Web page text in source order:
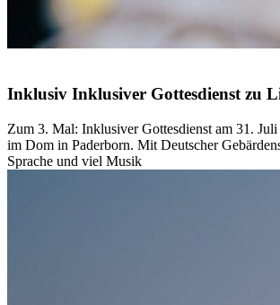
Inklusiv Inklusiver Gottesdienstzu
Zum 3. Mal: Inklusiver Gottesdienst am 31.
im Dom in Paderborn. Mit Deutscher
Sprache und viel Musik